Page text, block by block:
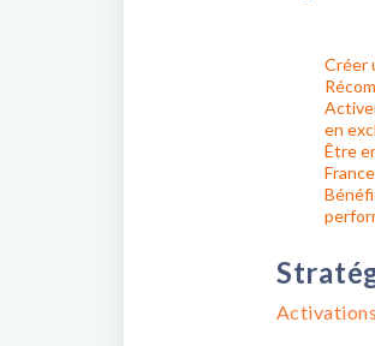
Créer
en
Être